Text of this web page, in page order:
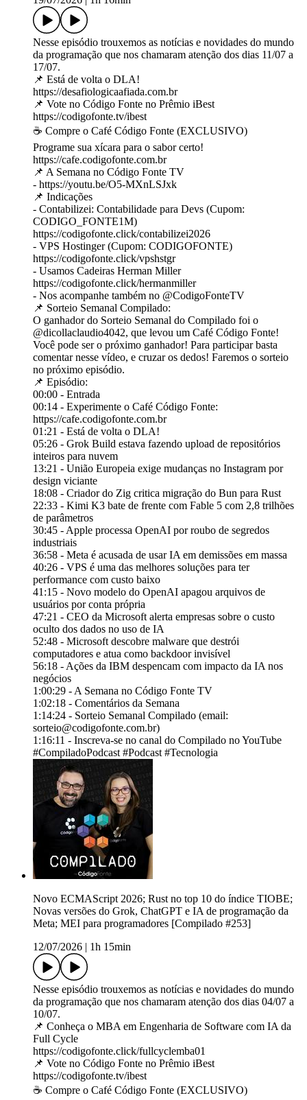
Nesse episódio trouxemos as notícias e novidades do mundo
da programação que nos chamaram atenção dos dias 11/07 a
17/07.
📌 Está de volta o DLA!
https://desafiologicaafiada.com.br
📌 Vote no Código Fonte no Prêmio iBest
https://codigofonte.tv/ibest
☕ Compre o Café Código Fonte (EXCLUSIVO)
Programe sua xícara para o sabor certo!
https://cafe.codigofonte.com.br
📌 A Semana no Código Fonte TV
- https://youtu.be/O5-MXnLSJxk
📌 Indicações
- Contabilizei: Contabilidade para Devs (Cupom:
CODIGO_FONTE1M)
https://codigofonte.click/contabilizei2026
- VPS Hostinger (Cupom: CODIGOFONTE)
https://codigofonte.click/vpshstgr
- Usamos Cadeiras Herman Miller
https://codigofonte.click/hermanmiller
- Nos acompanhe também no @‌CodigoFonteTV
📌 Sorteio Semanal Compilado:
O ganhador do Sorteio Semanal do Compilado foi o
@‌dicollaclaudio4042, que levou um Café Código Fonte!
Você pode ser o próximo ganhador! Para participar basta
comentar nesse vídeo, e cruzar os dedos! Faremos o sorteio
no próximo episódio.
📌 Episódio:
00:00 - Entrada
00:14 - Experimente o Café Código Fonte:
https://cafe.codigofonte.com.br
01:21 - Está de volta o DLA!
05:26 - Grok Build estava fazendo upload de repositórios
inteiros para nuvem
13:21 - União Europeia exige mudanças no Instagram por
design viciante
18:08 - Criador do Zig critica migração do Bun para Rust
22:33 - Kimi K3 bate de frente com Fable 5 com 2,8 trilhões
de parâmetros
30:45 - Apple processa OpenAI por roubo de segredos
industriais
36:58 - Meta é acusada de usar IA em demissões em massa
40:26 - VPS é uma das melhores soluções para ter
performance com custo baixo
41:15 - Novo modelo do OpenAI apagou arquivos de
usuários por conta própria
47:21 - CEO da Microsoft alerta empresas sobre o custo
oculto dos dados no uso de IA
52:48 - Microsoft descobre malware que destrói
computadores e atua como backdoor invisível
56:18 - Ações da IBM despencam com impacto da IA nos
negócios
1:00:29 - A Semana no Código Fonte TV
1:02:18 - Comentários da Semana
1:14:24 - Sorteio Semanal Compilado (email:
sorteio@codigofonte.com.br)
1:16:11 - Inscreva-se no canal do Compilado no YouTube
#CompiladoPodcast #Podcast #Tecnologia
Novo ECMAScript 2026; Rust no top 10 do índice TIOBE;
Novas versões do Grok, ChatGPT e IA de programação da
Meta; MEI para programadores [Compilado #253]
12/07/2026
1h 15min
Nesse episódio trouxemos as notícias e novidades do mundo
da programação que nos chamaram atenção dos dias 04/07 a
10/07.
📌 Conheça o MBA em Engenharia de Software com IA da
Full Cycle
https://codigofonte.click/fullcyclemba01
📌 Vote no Código Fonte no Prêmio iBest
https://codigofonte.tv/ibest
☕ Compre o Café Código Fonte (EXCLUSIVO)